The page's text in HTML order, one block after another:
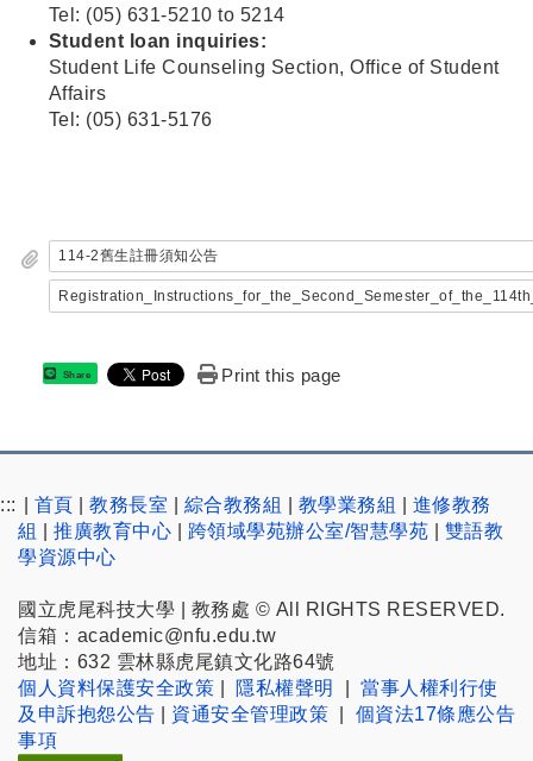
Tel: (05) 631-5210 to 5214
Student loan inquiries:
Student Life Counseling Section, Office of Student
Affairs
Tel: (05) 631-5176
114-2舊生註冊須知公告
Share Print this page
::: 首頁 教務長室 綜合教務組 教學業務組
進修教務
組
推廣教育中心 跨領域學苑辦公室/智慧學苑
雙語教
學資源中心
國立虎尾科技大學 | 教務處 © All RIGHTS RESERVED.
信箱：academic@nfu.edu.tw
地址：632 雲林縣虎尾鎮文化路64號
個人資料保護安全政策
隱私權聲明
當事人權利行使
及申訴抱怨公告
資通安全管理政策
個資法17條應公告
事項